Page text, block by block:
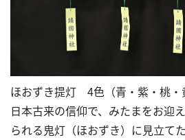
ほおずき提灯 4色（青・紫・桃・
日本古来の信仰で、みたまをお迎
られる鬼灯（ほおずき）に見立て